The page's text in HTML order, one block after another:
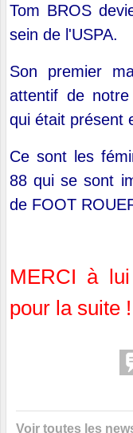
Tom BROS
sein de l'USPA.
Son premier
attentif de
qui était présent
Ce sont les
88 qui se sont
de FOOT
MERCI à
pour la suite !
Voir toutes les